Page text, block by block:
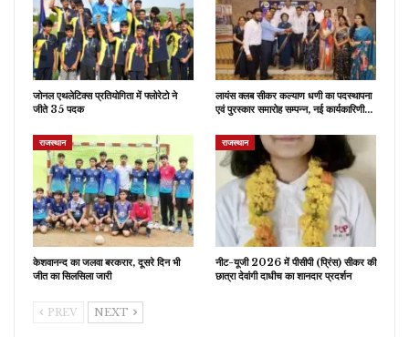
जोनल एथलेटिक्स प्रतियोगिता में फ्लोरेटो ने
जीते 35 पदक
लायंस क्लब सीकर कल्याण धणी का पदस्थापना
एवं पुरस्कार समारोह सम्पन्न, नई कार्यकारिणी…
राजस्थान
केशवानन्द का जलवा बरकरार, दूसरे दिन भी
जीत का सिलसिला जारी
राजस्थान
नीट-यूजी 2026 में पीसीपी (प्रिंस) सीकर की
छात्रा देवांगी दाधीच का शानदार प्रदर्शन
PREV NEXT